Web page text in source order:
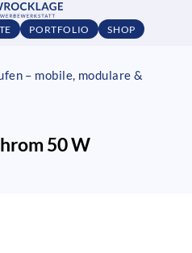
PORTFOLIO SHOP
– mobile, modulare &
50 W